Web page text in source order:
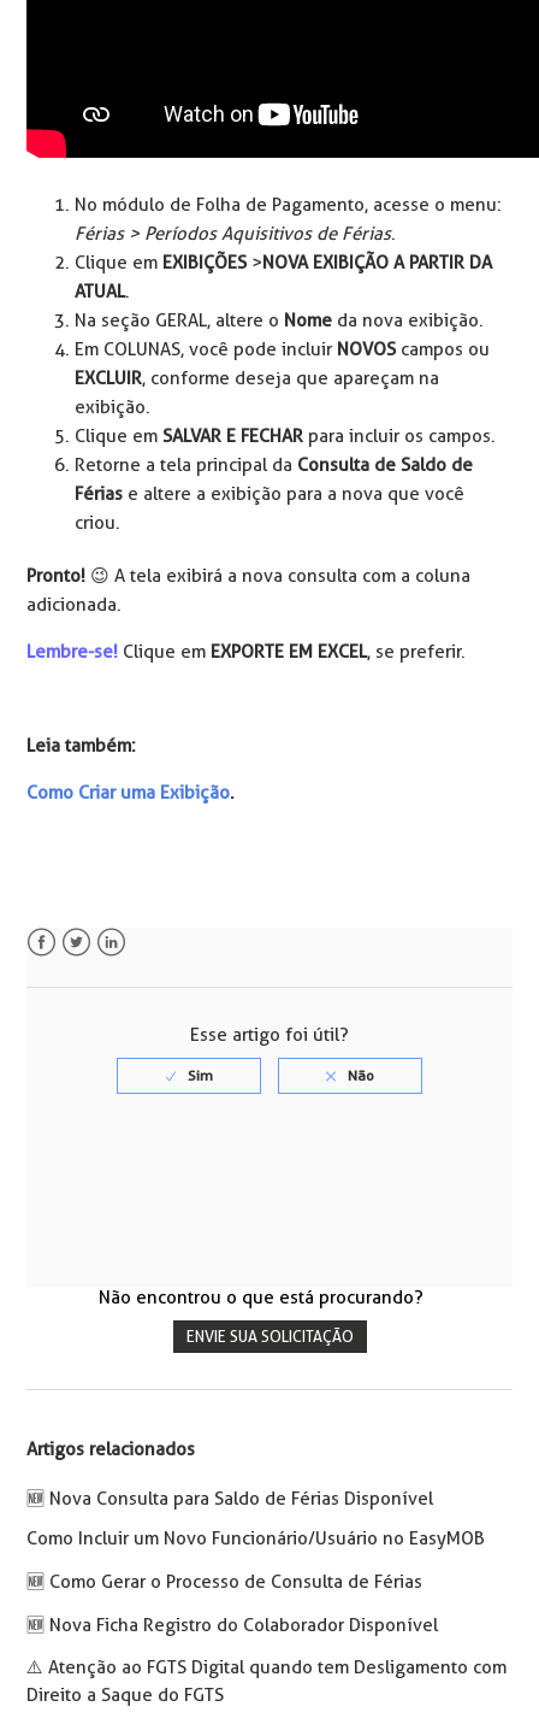
No módulo de Folha de Pagamento, acesse o menu:
Férias > Períodos Aquisitivos de Férias.
Clique em EXIBIÇÕES>NOVA EXIBIÇÃO A PARTIR DA
ATUAL.
Na seção GERAL, altere o Nome da nova exibição.
Em COLUNAS, você pode incluir NOVOScampos ou
EXCLUIR, conforme deseja que apareçam na
exibição.
Clique em SALVAR E FECHAR para incluir os campos.
Retorne a tela principal da Consulta de Saldo de
Férias e altere a exibição para a nova que você
criou.
Pronto! 😉️ A tela exibirá a nova consulta com a coluna
adicionada.
Lembre-se! Clique em EXPORTE EM EXCEL, se preferir.
Leia também:
Como Criar uma Exibição.
Esse artigo foi útil?
Não encontrou o que está procurando?
ENVIE SUA SOLICITAÇÃO
Artigos relacionados
🆕️ Nova Consulta para Saldo de Férias Disponível
Como Incluir um Novo Funcionário/Usuário no EasyMOB
🆕️ Como Gerar o Processo de Consulta de Férias
🆕️ Nova Ficha Registro do Colaborador Disponível
⚠️ Atenção ao FGTS Digital quando tem Desligamento com
Direito a Saque do FGTS